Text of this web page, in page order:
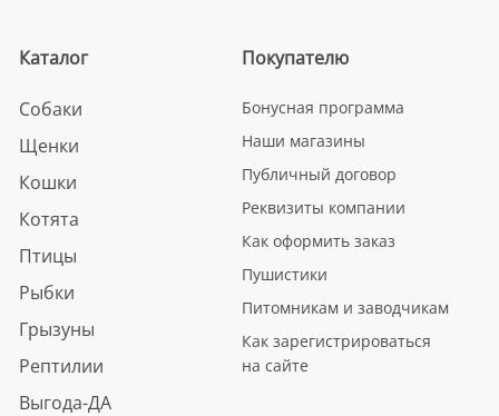
Каталог
Собаки
Щенки
Кошки
Котята
Птицы
Рыбки
Грызуны
Рептилии
Выгода-ДА
Покупателю
Бонусная программа
Наши магазины
Публичный договор
Реквизиты компании
Как оформить заказ
Пушистики
Питомникам и заводчикам
Как зарегистрироваться
на сайте